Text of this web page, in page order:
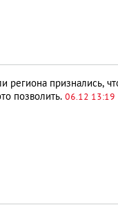
региона признались,
позволить. 06.12 13:19